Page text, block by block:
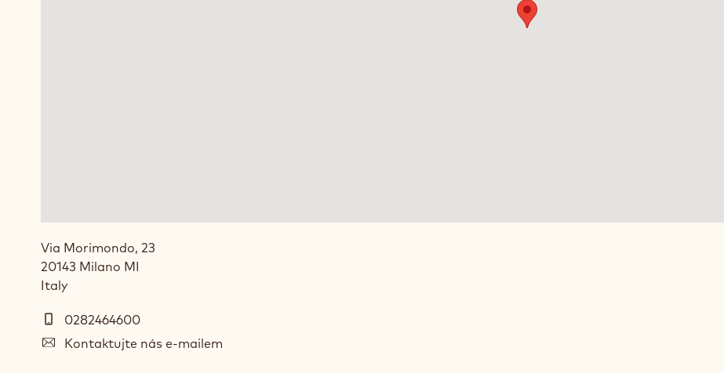
Via Morimondo, 23
20143 Milano MI
Italy
Telefon0282464600
E-
Kontaktujte nás e-mailem